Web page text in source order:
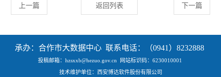
上一篇 返回列表 下一篇
承办：合作市大数据中心 联系电话：（0941）8232888
投稿邮箱：hzsxxb@hezuo.gov.cn
网站标识码：6230010001
技术维护单位：西安博达软件股份有限公司